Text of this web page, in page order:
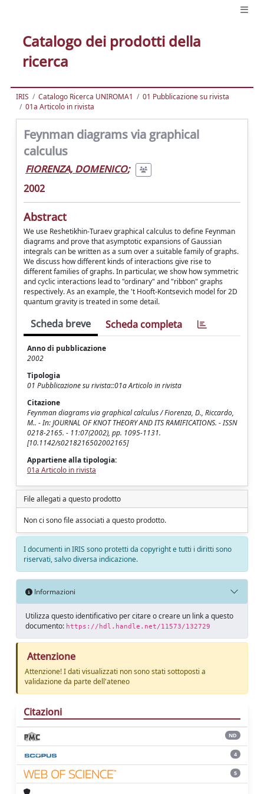
Catalogo dei prodotti della
ricerca
IRIS Catalogo Ricerca UNIROMA1
01 Pubblicazione su rivista
01a Articolo in rivista
Feynman diagrams via graphical
calculus
FIORENZA, DOMENICO;
2002
Abstract
We use Reshetikhin-Turaev graphical calculus to define Feynman
diagrams and prove that asymptotic expansions of Gaussian
integrals can be written as a sum over a suitable family of graphs.
We discuss how different kinds of interactions give rise to
different families of graphs. In particular, we show how symmetric
and cyclic interactions lead to "ordinary" and "ribbon" graphs
respectively. As an example, the 't Hooft-Kontsevich model for 2D
quantum gravity is treated in some detail.
Scheda breve Scheda completa
Anno di pubblicazione
2002
Tipologia
01 Pubblicazione su rivista::01a Articolo in rivista
Citazione
Feynman diagrams via graphical calculus / Fiorenza, D., Riccardo,
M.. - In: JOURNAL OF KNOT THEORY AND ITS RAMIFICATIONS. - ISSN
0218-2165. - 11:07(2002), pp. 1095-1131.
[10.1142/s0218216502002165]
Appartiene alla tipologia:
01a Articolo in rivista
File allegati a questo prodotto
Non ci sono file associati a questo prodotto.
I documenti in IRIS sono protetti da copyright e tutti i diritti sono
riservati, salvo diversa indicazione.
Informazioni
Utilizza questo identificativo per citare o creare un link a questo
documento: https://hdl.handle.net/11573/132729
Attenzione
Attenzione! I dati visualizzati non sono stati sottoposti a
validazione da parte dell'ateneo
Citazioni
ND
4
5